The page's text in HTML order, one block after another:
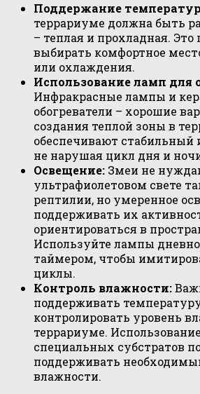
Поддержание
террариуме должна быть
– теплая и прохладная.
выбирать комфортное
или охлаждения.
Использование ламп для
Инфракрасные лампы и
обогреватели – хорошие
создания теплой зоны в
обеспечивают стабильный
не нарушая цикл дня и
Освещение: Змеи не
ультрафиолетовом свете
рептилии, но умеренное
поддерживать их
ориентироваться в
Используйте лампы
таймером, чтобы
циклы.
Контроль влажности:
поддерживать
контролировать уровень
террариуме.
специальных субстратов
поддерживать
влажности.